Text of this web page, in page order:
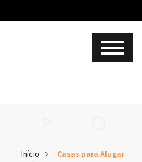
Início Casas para Alugar